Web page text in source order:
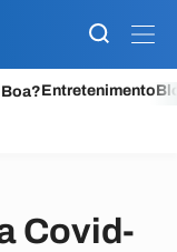
Entretenimento
Covid-